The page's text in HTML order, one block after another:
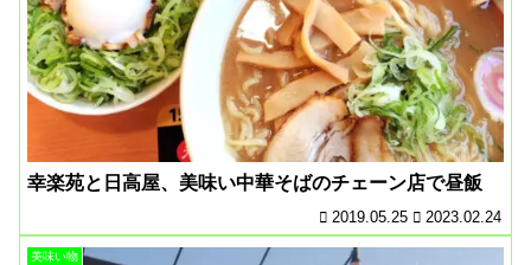
幸楽苑と日高屋、美味い中華そばのチェーン店で昼飯
2019.05.25 2023.02.24
美味い物